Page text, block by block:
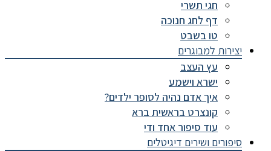
חגי תשרי
דף לחג חנוכה
טו בשבט
יצירות למבוגרים
עץ העצב
ישרא וישמע
איך אדם נהיה לסופר ילדים?
קונצרט בראשית ברא
עוד סיפור אחד ודי
סיפורים ושירים דיגיטלים